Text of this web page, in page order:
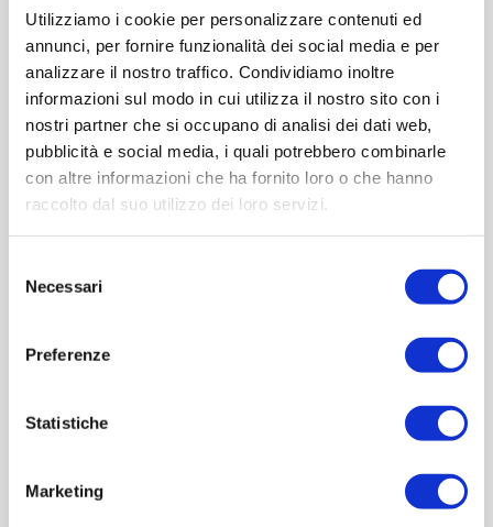
Utilizziamo i cookie per personalizzare contenuti ed
annunci, per fornire funzionalità dei social media e per
analizzare il nostro traffico. Condividiamo inoltre
informazioni sul modo in cui utilizza il nostro sito con i
nostri partner che si occupano di analisi dei dati web,
pubblicità e social media, i quali potrebbero combinarle
con altre informazioni che ha fornito loro o che hanno
raccolto dal suo utilizzo dei loro servizi.
delNecessari
Preferenze
Statistiche
Marketing
Dorica 250 ml (40pz)